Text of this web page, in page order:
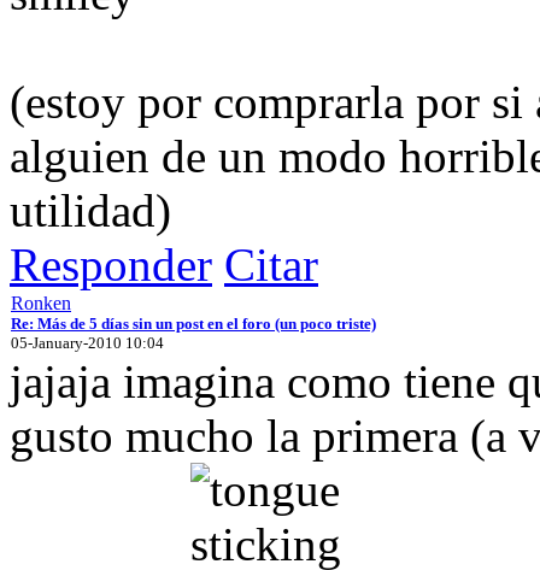
(estoy por comprarla por
alguien de un modo
utilidad)
Responder Citar
Ronken
Re: Más de 5 días sin un post en el foro (un poco triste)
05-January-2010 10:04
jajaja imagina como tiene
gusto mucho la primera (a